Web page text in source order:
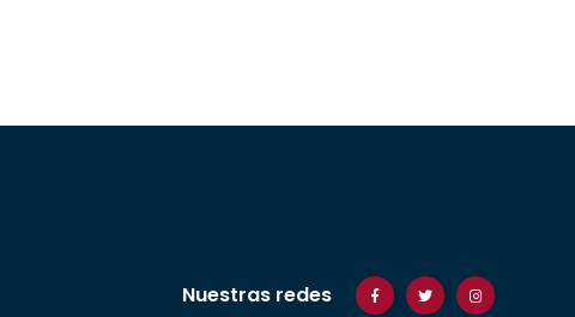
Nuestras redes